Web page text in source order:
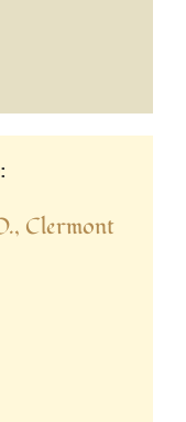
Clermont